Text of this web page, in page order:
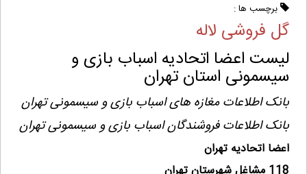
برچسب ها :
گل فروشی لاله
لیست اعضا اتحادیه اسباب بازی و
سیسمونی استان تهران
بانک اطلاعات مغازه های اسباب بازی و سیسمونی تهران
بانک اطلاعات فروشندگان اسباب بازی و سیسمونی تهران
اعضا اتحادیه تهران